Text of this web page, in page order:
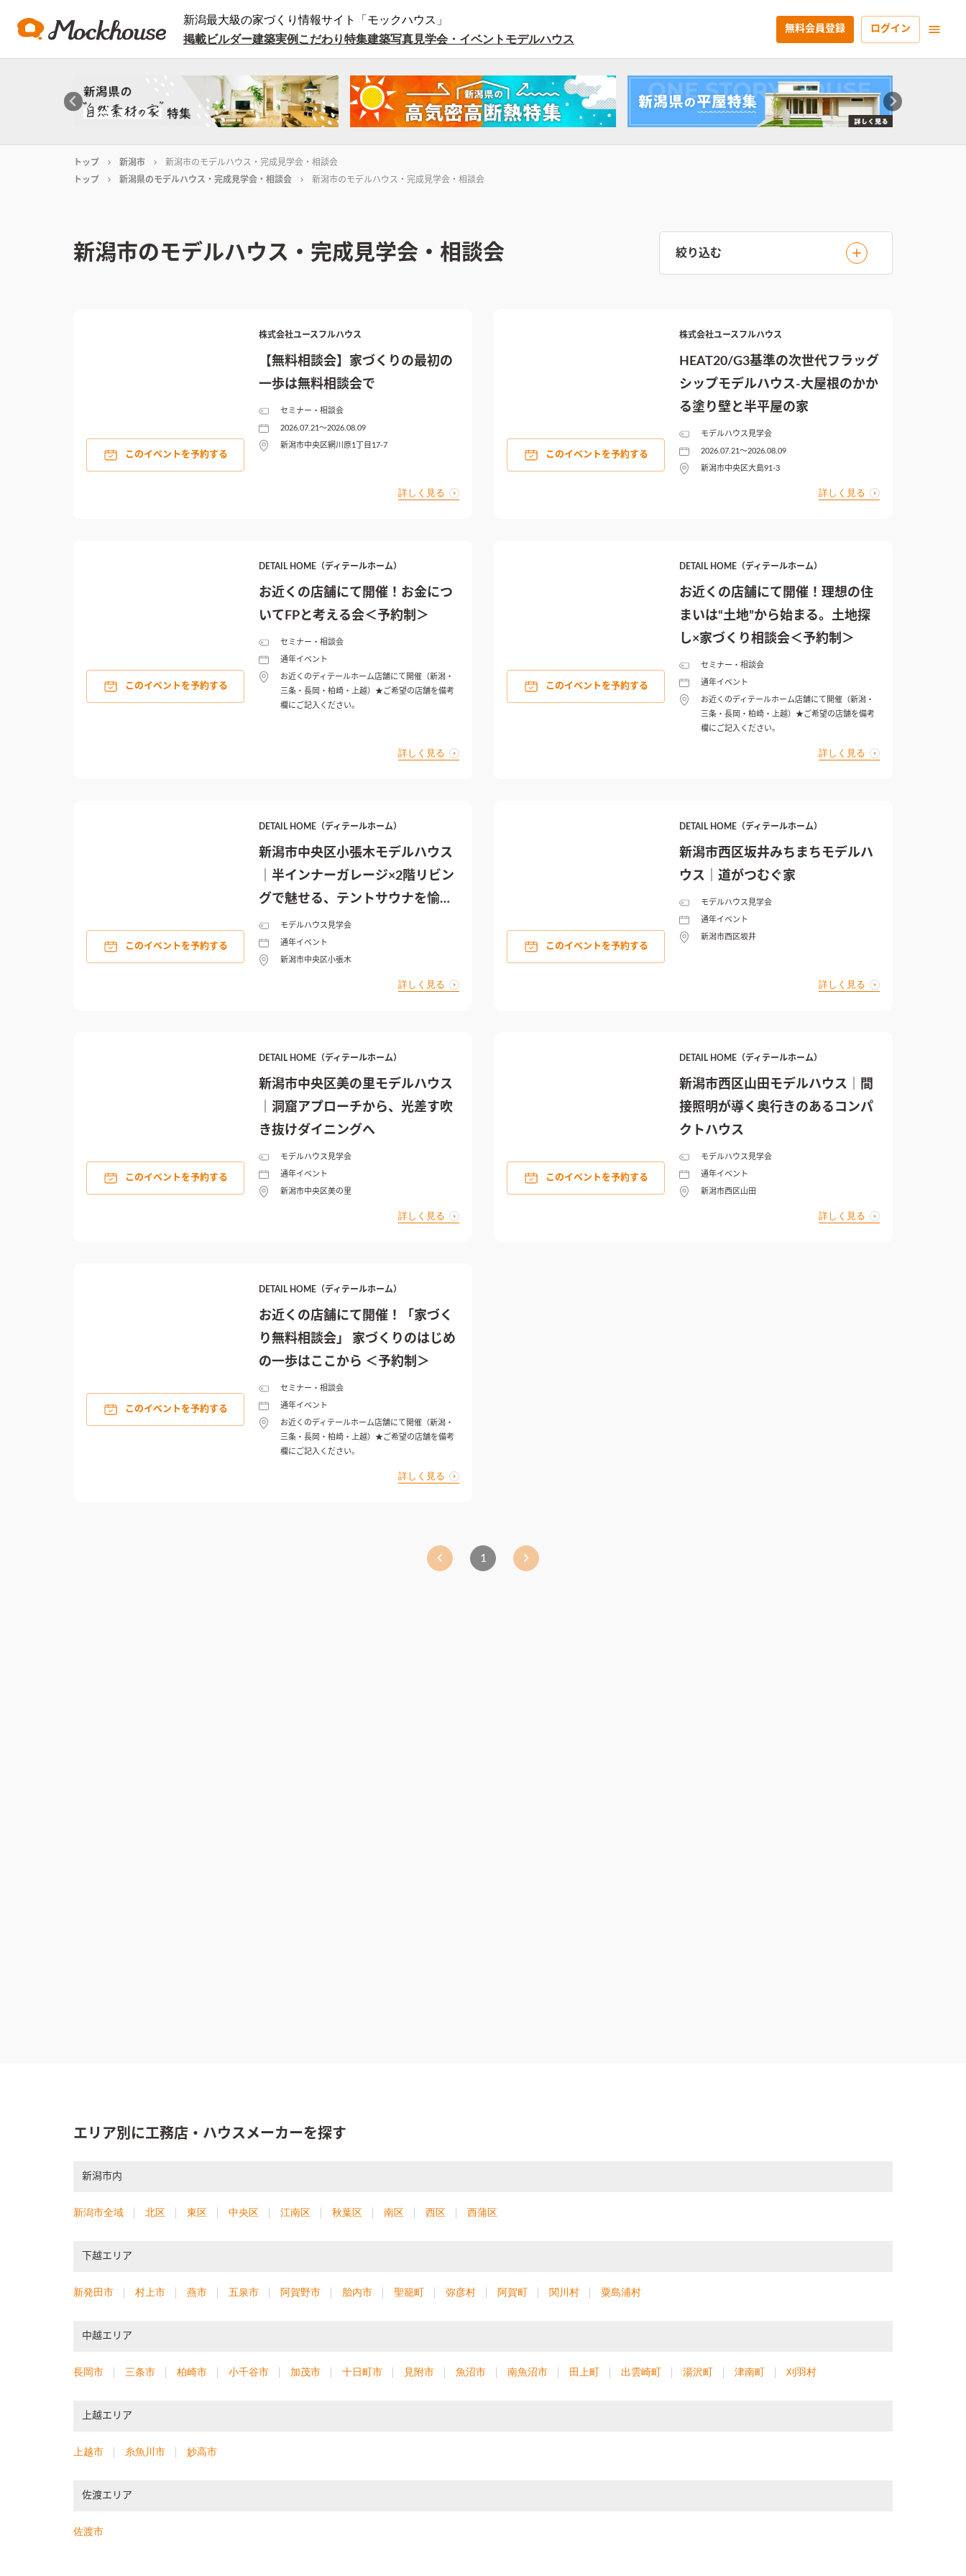
新潟最大級の家づくり情報サイト「モックハウス」
掲載ビルダー建築実例 こだわり特集建築写真見学会・イベント モデルハウス
無料会員登録 ログイン
トップ 新潟市
新潟市のモデルハウス・完成見学会・相談会
トップ
新潟県のモデルハウス・完成見学会・相談会 新潟市のモデルハウス・完成見学会・相談会
新潟市のモデルハウス・完成見学会・相談会 絞り込む
このイベントを予約する
株式会社ユースフルハウス
【無料相談会】家づくりの最初の
一歩は無料相談会で
セミナー・相談会
2026.07.21〜2026.08.09
新潟市中央区網川原1丁目17-7
詳しく見る
このイベントを予約する
株式会社ユースフルハウス
HEAT20/G3基準の次世代フラッグ
シップモデルハウス-大屋根のかか
る塗り壁と半平屋の家
モデルハウス見学会
2026.07.21〜2026.08.09
新潟市中央区大島91-3
詳しく見る
このイベントを予約する
DETAIL HOME（ディテールホーム）
お近くの店舗にて開催！お金につ
いてFPと考える会＜予約制＞
セミナー・相談会
通年イベント
お近くのディテールホーム店舗にて開催（新潟・
三条・長岡・柏崎・上越）★ご希望の店舗を備考
欄にご記入ください。
詳しく見る
このイベントを予約する
DETAIL HOME（ディテールホーム）
お近くの店舗にて開催！理想の住
まいは“土地”から始まる。土地探
し×家づくり相談会＜予約制＞
セミナー・相談会
通年イベント
お近くのディテールホーム店舗にて開催（新潟・
三条・長岡・柏崎・上越）★ご希望の店舗を備考
欄にご記入ください。
詳しく見る
このイベントを予約する
DETAIL HOME（ディテールホーム）
新潟市中央区小張木モデルハウス
｜半インナーガレージ×2階リビン
グで魅せる、テントサウナを愉し
む家モデルハウス見学会
通年イベント
新潟市中央区小張木
詳しく見る
このイベントを予約する
DETAIL HOME（ディテールホーム）
新潟市西区坂井みちまちモデルハ
ウス｜道がつむぐ家
モデルハウス見学会
通年イベント
新潟市西区坂井
詳しく見る
このイベントを予約する
DETAIL HOME（ディテールホーム）
新潟市中央区美の里モデルハウス
｜洞窟アプローチから、光差す吹
き抜けダイニングへ
モデルハウス見学会
通年イベント
新潟市中央区美の里
詳しく見る
このイベントを予約する
DETAIL HOME（ディテールホーム）
新潟市西区山田モデルハウス｜間
接照明が導く奥行きのあるコンパ
クトハウス
モデルハウス見学会
通年イベント
新潟市西区山田
詳しく見る
このイベントを予約する
DETAIL HOME（ディテールホーム）
お近くの店舗にて開催！「家づく
り無料相談会」 家づくりのはじめ
の一歩はここから ＜予約制＞
セミナー・相談会
通年イベント
お近くのディテールホーム店舗にて開催（新潟・
三条・長岡・柏崎・上越）★ご希望の店舗を備考
欄にご記入ください。
詳しく見る
1
エリア別に工務店・ハウスメーカーを探す
新潟市内
新潟市全域 北区 東区 中央区 江南区 秋葉区 南区 西区 西蒲区
下越エリア
新発田市 村上市 燕市 五泉市 阿賀野市 胎内市 聖籠町 弥彦村 阿賀町 関川村 粟島浦村
中越エリア
長岡市 三条市 柏崎市 小千谷市 加茂市 十日町市 見附市 魚沼市 南魚沼市 田上町 出雲崎町 湯沢町 津南町 刈羽村
上越エリア
上越市 糸魚川市 妙高市
佐渡エリア
佐渡市